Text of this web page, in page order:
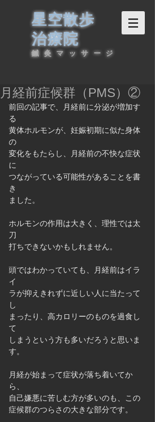
星空散歩
治療院
鍼灸マッサージ
月経前症候群（PMS）②
前回の記事で、月経前に分泌が増加す
る
黄体ホルモンが、妊娠初期に似た身体
の
変化をもたらし、月経前の不快な症状
に
つながっている可能性があることを書
き
ました。
ホルモンの作用は大きく、理性では太
刀
打ちできないかもしれません。
頭ではわかっていても、月経前はイラ
イ
ラが抑えきれずに近しい人に当たって
し
まったり、高カロリーのものを過食し
て
しまうという方も多いだろうと思いま
す。
月経が始まって症状が落ち着いてか
ら、
自己嫌悪に苦しむ方が多いのも、この
症候群のつらさの大きな部分です。